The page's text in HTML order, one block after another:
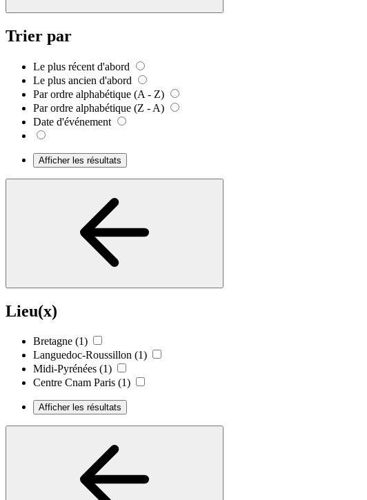
Trier par
Le plus récent d'abord
Le plus ancien d'abord
Par ordre alphabétique (A - Z)
Par ordre alphabétique (Z - A)
Date d'événement
Afficher les résultats
Lieu(x)
Bretagne (1)
Languedoc-Roussillon (1)
Midi-Pyrénées (1)
Centre Cnam Paris (1)
Afficher les résultats